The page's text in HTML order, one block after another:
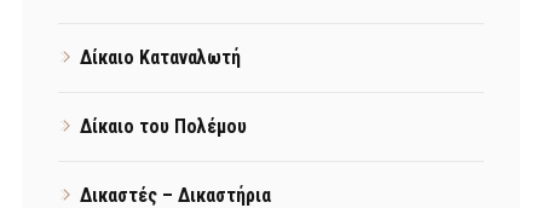
Δίκαιο Καταναλωτή
Δίκαιο του Πολέμου
Δικαστές – Δικαστήρια